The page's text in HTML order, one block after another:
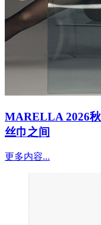
MARELLA 2026
丝巾之间
更多内容...